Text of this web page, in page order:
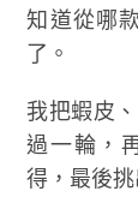
知道從哪
了。
我把蝦皮
過一輪，
得，最後